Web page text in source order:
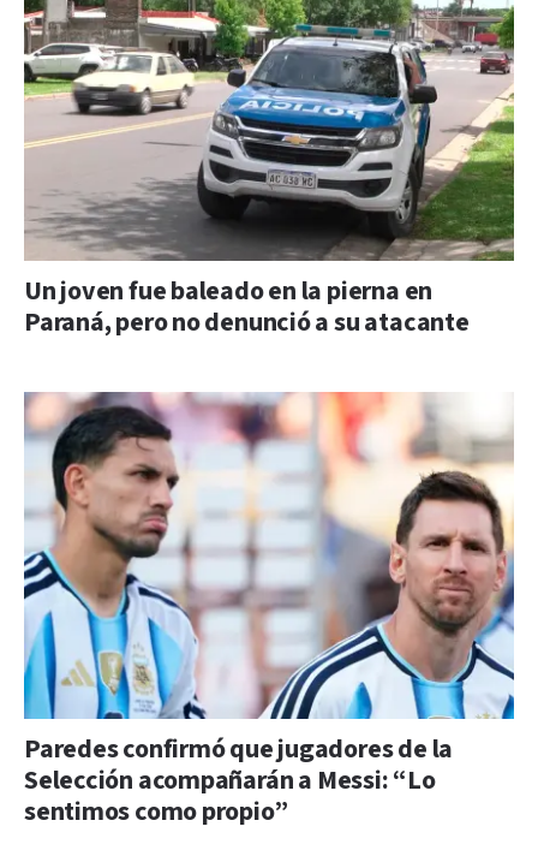
Un joven fue baleado en la pierna en
Paraná, pero no denunció a su atacante
Paredes confirmó que jugadores de la
Selección acompañarán a Messi: “Lo
sentimos como propio”